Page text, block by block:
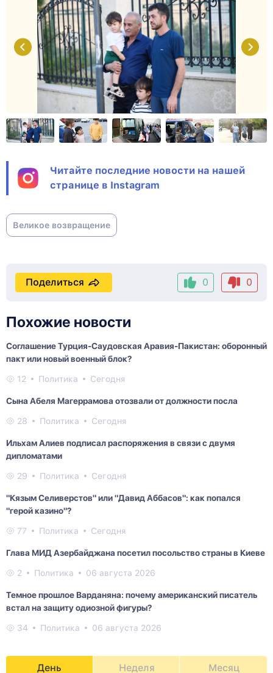
Читайте последние новости на нашей
странице в Instagram
Великое возвращение
0 0
Поделиться
Похожие новости
Соглашение Турция-Саудовская Аравия-Пакистан: оборонный
пакт или новый военный блок?
12 Политика Сегодня
Сына Абеля Магеррамова отозвали от должности посла
28 Политика Сегодня
Ильхам Алиев подписал распоряжения в связи с двумя
дипломатами
29 Политика Сегодня
"Кязым Селиверстов" или "Давид Аббасов": как попался
"герой казино"?
77 Политика Сегодня
Глава МИД Азербайджана посетил посольство страны в Киеве
2 Политика 06 августа 2026
Темное прошлое Варданяна: почему американский писатель
встал на защиту одиозной фигуры?
34 Политика 06 августа 2026
День Неделя Месяц